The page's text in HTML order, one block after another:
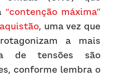
“contenção máxima”
, uma vez que
a mais
de tensões são
conforme lembra o